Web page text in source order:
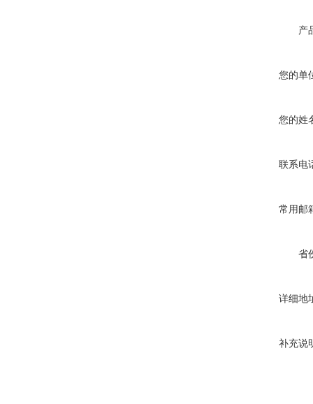
产
您的单
您的姓
联系电
常用邮
省
详细地
补充说